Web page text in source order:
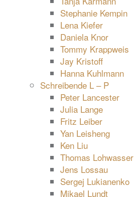
Stephanie Kempin
Lena Kiefer
Daniela Knor
Tommy Krappweis
Jay Kristoff
Hanna Kuhlmann
Schreibende L – P
Peter Lancester
Julia Lange
Fritz Leiber
Yan Leisheng
Ken Liu
Thomas Lohwasser
Jens Lossau
Sergej Lukianenko
Mikael Lundt